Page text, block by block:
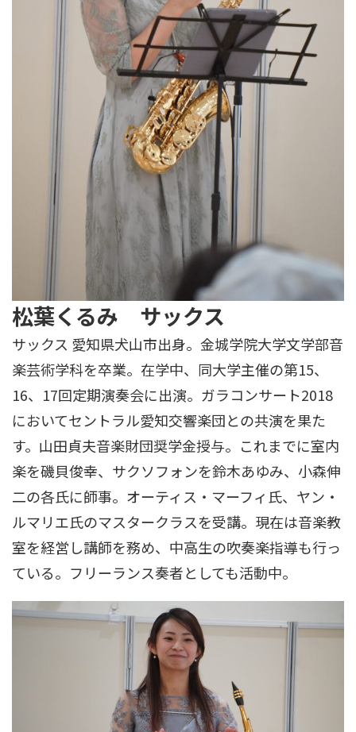
松葉くるみ サックス
サックス 愛知県犬山市出身。金城学院大学文学部音
楽芸術学科を卒業。在学中、同大学主催の第15、
16、17回定期演奏会に出演。ガラコンサート2018
においてセントラル愛知交響楽団との共演を果た
す。山田貞夫音楽財団奨学金授与。これまでに室内
楽を磯貝俊幸、サクソフォンを鈴木あゆみ、小森伸
二の各氏に師事。オーティス・マーフィ氏、ヤン・
ルマリエ氏のマスタークラスを受講。現在は音楽教
室を経営し講師を務め、中高生の吹奏楽指導も行っ
ている。フリーランス奏者としても活動中。